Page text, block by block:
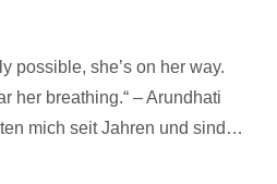
possible, she’s on her way.
her breathing.“ – Arundhati
mich seit Jahren und sind…